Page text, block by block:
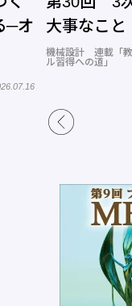
─オ
大事なこと
機械設計 連載「教
ル習得への道」